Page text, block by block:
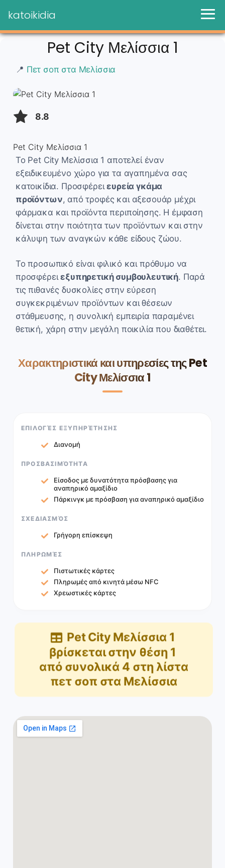
katoikidia
Pet City Μελίσσια 1
📍 Πετ σοπ στα Μελίσσια
8.8
Pet City Μελίσσια 1
Το Pet City Μελίσσια 1 αποτελεί έναν
εξειδικευμένο χώρο για τα αγαπημένα σας
κατοικίδια. Προσφέρειευρεία γκάμα
προϊόντων, από τροφές και αξεσουάρ μέχρι
φάρμακα και προϊόντα περιποίησης. Η έμφαση
δίνεται στην ποιότητα των προϊόντων και στην
κάλυψη των αναγκών κάθε είδους ζώου.
Το προσωπικό είναι φιλικό και πρόθυμο να
προσφέρειεξυπηρετική συμβουλευτική. Παρά
τις πιθανές δυσκολίες στην εύρεση
συγκεκριμένων προϊόντων και θέσεων
στάθμευσης, η συνολική εμπειρία παραμένει
θετική, χάρη στην μεγάλη ποικιλία που διαθέτει.
Χαρακτηριστικά και υπηρεσίες της Pet
City Μελίσσια 1
ΕΠΙΛΟΓΈΣ ΕΞΥΠΗΡΈΤΗΣΗΣ
Διανομή
ΠΡΟΣΒΑΣΙΜΌΤΗΤΑ
Είσοδος με δυνατότητα πρόσβασης για
αναπηρικό αμαξίδιο
Πάρκινγκ με πρόσβαση για αναπηρικό αμαξίδιο
ΣΧΕΔΙΑΣΜΌΣ
Γρήγορη επίσκεψη
ΠΛΗΡΩΜΈΣ
Πιστωτικές κάρτες
Πληρωμές από κινητά μέσω NFC
Χρεωστικές κάρτες
Pet City Μελίσσια 1
βρίσκεται στην θέση 1
από συνολικά 4 στη λίστα
πετ σοπ στα Μελίσσια